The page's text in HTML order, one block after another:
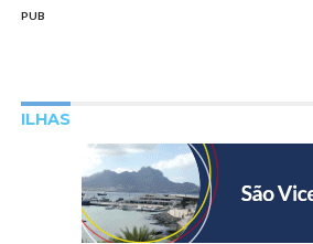
PUB
ILHAS